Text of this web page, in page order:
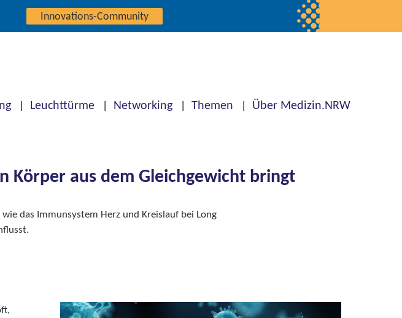
Innovations-Community
Leuchttürme Networking Themen Über Medizin.NRW
Körper aus dem Gleichgewicht bringt
das Immunsystem Herz und Kreislauf bei Long